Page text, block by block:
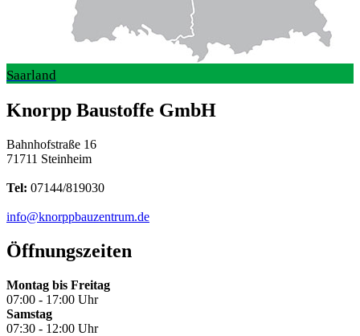
Saarland
Knorpp Baustoffe GmbH
Bahnhofstraße 16
71711 Steinheim
Tel: 07144/819030
info@knorppbauzentrum.de
Öffnungszeiten
Montag bis Freitag
07:00 - 17:00 Uhr
Samstag
07:30 - 12:00 Uhr